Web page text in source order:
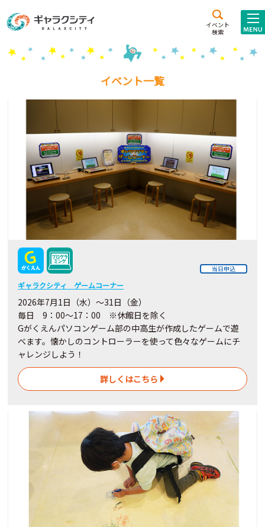
イベント
検索
施設案内
こども
西新井
施設･
こどもみーてぃんぐ
Gがくえん
ブランドからのお知らせ
いっしょに創る
イベントレポート
イベント一覧
当日申込
ギャラクシティ ゲームコーナー
2026年7月1日（水）～31日（金）
毎日 9：00～17：00 ※休館日を除く
Gがくえんパソコンゲーム部の中高生が作成したゲームで遊
べます。懐かしのコントローラーを使って色々なゲームにチ
ャレンジしよう！
詳しくはこちら